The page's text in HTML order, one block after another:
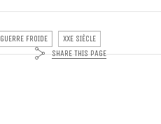
GUERRE FROIDE
XXE SIÈCLE
SHARE THIS PAGE